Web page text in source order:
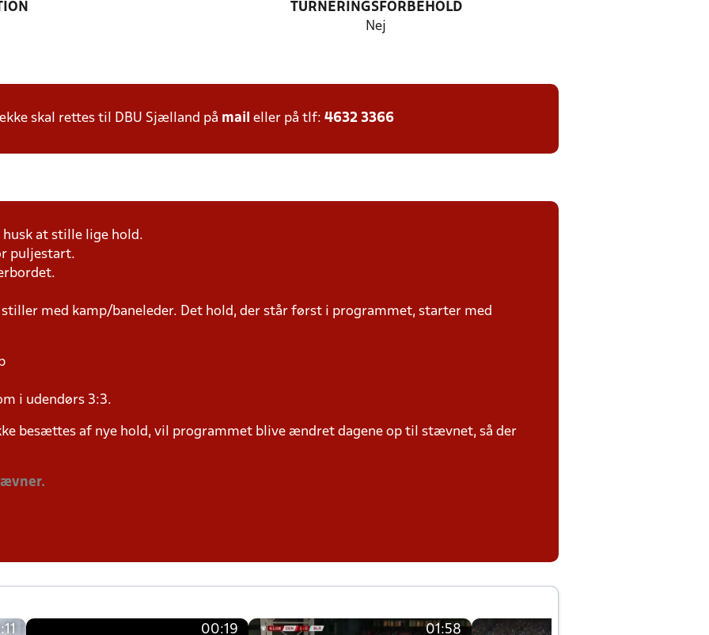
TURNERINGSFORBEHOLD
Nej
skal rettes til DBU Sjælland på mail eller på tlf: 4632 3366
husk at stille lige hold.
puljestart.
med kamp/baneleder. Det hold, der står først i programmet, starter med
i udendørs 3:3.
besættes af nye hold, vil programmet blive ændret dagene op til stævnet, så der
00:19 01:58